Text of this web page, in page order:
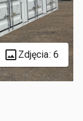
Zdjęcia: 6